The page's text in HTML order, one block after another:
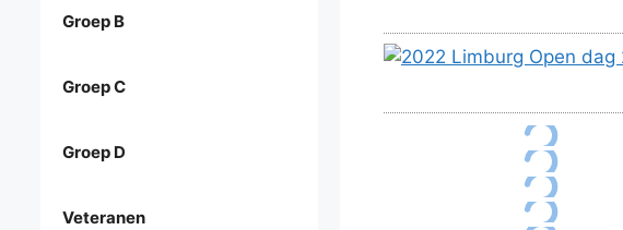
Groep B
Groep C
Groep D
Veteranen